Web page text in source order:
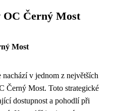
OC Černý Most
Most
v jednom z největších
Černý Most. Toto strategické
dostupnost a pohodlí při